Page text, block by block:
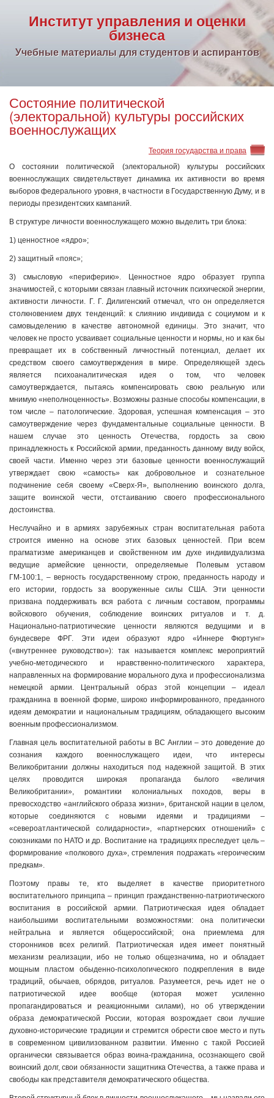
Институт управления и оценки
бизнеса
Учебные материалы для студентов и аспирантов
Состояние политической
(электоральной) культуры российских
военнослужащих
Теория государства и права
О состоянии политической (электоральной) культуры российских
военнослужащих свидетельствует динамика их активности во время
выборов федерального уровня, в частности в Государственную Думу, и в
периоды президентских кампаний.
В структуре личности военнослужащего можно выделить три блока:
1) ценностное «ядро»;
2) защитный «пояс»;
3) смысловую «периферию». Ценностное ядро образует группа
значимостей, с которыми связан главный источник психической энергии,
активности личности. Г. Г. Дилигенский отмечал, что он определяется
столкновением двух тенденций: к слиянию индивида с социумом и к
самовыделению в качестве автономной единицы. Это значит, что
человек не просто усваивает социальные ценности и нормы, но и как бы
превращает их в собственный личностный потенциал, делает их
средством своего самоутверждения в мире. Определяющей здесь
является психоаналитическая идея о том, что человек
самоутверждается, пытаясь компенсировать свою реальную или
мнимую «неполноценность». Возможны разные способы компенсации, в
том числе – патологические. Здоровая, успешная компенсация – это
самоутверждение через фундаментальные социальные ценности. В
нашем случае это ценность Отечества, гордость за свою
принадлежность к Российской армии, преданность данному виду войск,
своей части. Именно через эти базовые ценности военнослужащий
утверждает свою «самость» как добровольное и сознательное
подчинение себя своему «Сверх-Я», выполнению воинского долга,
защите воинской чести, отстаиванию своего профессионального
достоинства.
Неслучайно и в армиях зарубежных стран воспитательная работа
строится именно на основе этих базовых ценностей. При всем
прагматизме американцев и свойственном им духе индивидуализма
ведущие армейские ценности, определяемые Полевым уставом
ГМ-100:1, – верность государственному строю, преданность народу и
его истории, гордость за вооруженные силы США. Эти ценности
призвана поддерживать вся работа с личным составом, программы
войскового обучения, соблюдение воинских ритуалов и т. д.
Национально-патриотические ценности являются ведущими и в
бундесвере ФРГ. Эти идеи образуют ядро «Иннере Фюртунг»
(«внутреннее руководство»): так называется комплекс мероприятий
учебно-методического и нравственно-политического характера,
направленных на формирование морального духа и профессионализма
немецкой армии. Центральный образ этой концепции – идеал
гражданина в военной форме, широко информированного, преданного
идеям демократии и национальным традициям, обладающего высоким
военным профессионализмом.
Главная цель воспитательной работы в ВС Англии – это доведение до
сознания каждого военнослужащего идеи, что интересы
Великобритании должны находиться под надежной защитой. В этих
целях проводится широкая пропаганда былого «величия
Великобритании», романтики колониальных походов, веры в
превосходство «английского образа жизни», британской нации в целом,
которые соединяются с новыми идеями и традициями –
«североатлантической солидарности», «партнерских отношений» с
союзниками по НАТО и др. Воспитание на традициях преследует цель –
формирование «полкового духа», стремления подражать «героическим
предкам».
Поэтому правы те, кто выделяет в качестве приоритетного
воспитательного принципа – принцип гражданственно-патриоти­ческого
воспитания в российской армии. Патриотическая идея обладает
наибольшими воспитательными возможностями: она политически
нейтральна и является общероссийской; она приемлема для
сторонников всех религий. Патриотическая идея имеет понятный
механизм реализации, ибо не только общезначима, но и обладает
мощным пластом обыденно-психологического подкрепления в виде
традиций, обычаев, обрядов, ритуалов. Разумеется, речь идет не о
патриотической идее вообще (которая может усиленно
пропагандироваться и реакционными силами), но об утверждении
образа демократической России, которая возрождает свои лучшие
духовно-исторические традиции и стремится обрести свое место и путь
в современном цивилизованном развитии. Именно с такой Россией
органически связывается образ воина-гражданина, осознающего свой
воинский долг, свои обязанности защитника Отечества, а также права и
свободы как представителя демократического общества.